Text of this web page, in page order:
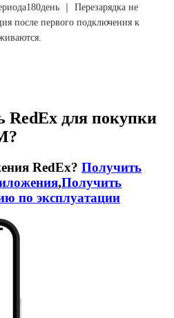
｜ Перезарядка не
после первого подключения к
RedEx для покупки
RedEx? Получить
,Получить
по эксплуатации